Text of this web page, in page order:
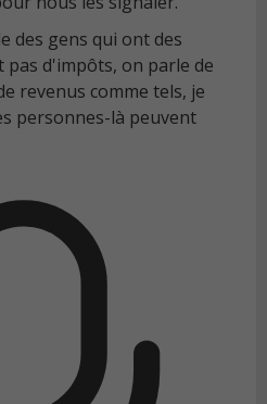
des gens qui ont des
d'impôts, on parle de
revenus comme tels, je
personnes-là peuvent